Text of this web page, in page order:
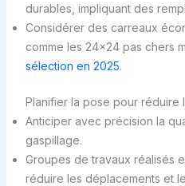
durables, impliquant des
Considérer des carreaux
comme les 24×24 pas chers
sélection en 2025.
Planifier la pose pour réduire
Anticiper avec précision la
gaspillage.
Groupes de travaux réalisés
réduire les déplacements et